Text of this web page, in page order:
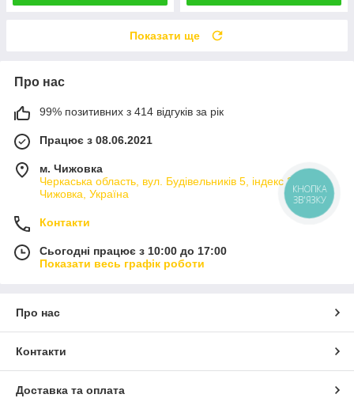
Показати ще
Про нас
99% позитивних з 414 відгуків за рік
Працює з 08.06.2021
м. Чижовка
Черкаська область, вул. Будівельників 5, індекс 20230,
Чижовка, Україна
Контакти
Сьогодні працює з 10:00 до 17:00
Показати весь графік роботи
Про нас
Контакти
Доставка та оплата
КНОПКА
ЗВ'ЯЗКУ